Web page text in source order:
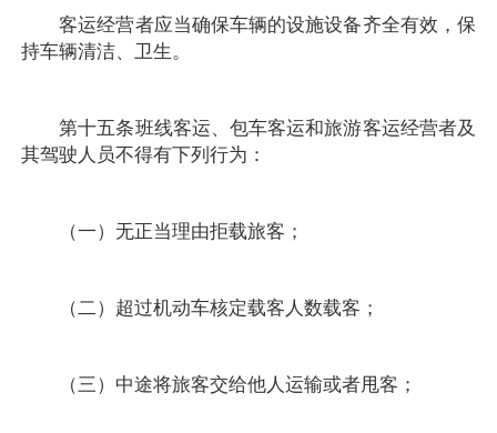
客运经营者应当确保车辆的设施设备齐全有效，保
持车辆清洁、卫生。
第十五条班线客运、包车客运和旅游客运经营者及
其驾驶人员不得有下列行为：
（一）无正当理由拒载旅客；
（二）超过机动车核定载客人数载客；
（三）中途将旅客交给他人运输或者甩客；